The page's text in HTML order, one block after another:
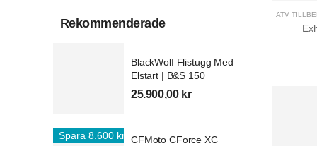
Rekommenderade
BlackWolf Flistugg Med
Elstart | B&S 150
25.900,00 kr
Spara 8.600 kr
CFMoto CForce XC
ATV